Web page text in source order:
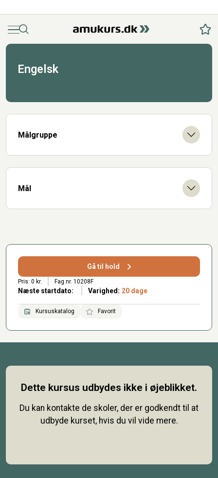
MenuSøg
Engelsk
Målgruppe
Mål
Gå til hold
Pris: 0 kr. Fag nr. 10208F
Næste startdato: Varighed: 20 dage
Kursuskatalog Favorit
Dette kursus udbydes ikke i øjeblikket.
Du kan kontakte de skoler, der er godkendt til at
udbyde kurset, hvis du vil vide mere.